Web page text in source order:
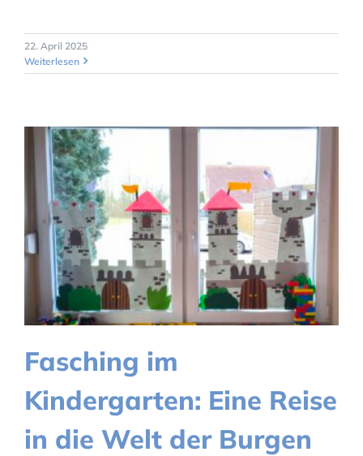
22. April 2025
Weiterlesen
Fasching im
Kindergarten: Eine Reise
in die Welt der Burgen